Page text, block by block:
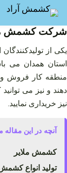
محتوا
شرکت کشمش
یکی از
استان همدان می‌
منطقه کار فروش
دهند و نیز می‌
نیز خریداری نمایید.
آنچه در این مقاله
کشمش ملایر
تولید انواع